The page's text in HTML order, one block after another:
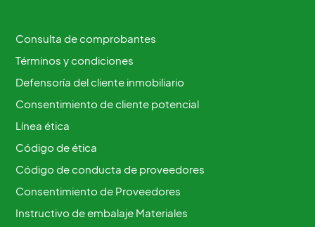
Consulta de comprobantes
Términos y condiciones
Defensoría del cliente inmobiliario
Consentimiento de cliente potencial
Línea ética
Código de ética
Código de conducta de proveedores
Consentimiento de Proveedores
Instructivo de embalaje Materiales